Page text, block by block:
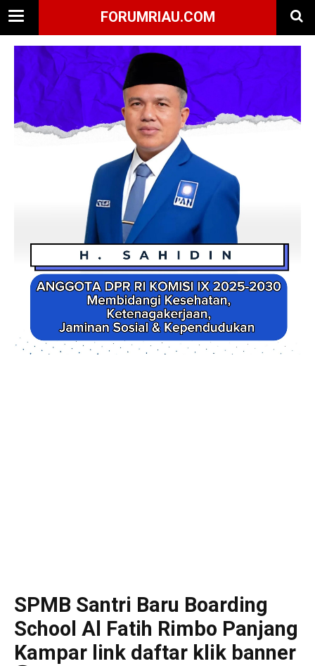
FORUMRIAU.COM
SPMB Santri Baru Boarding
School Al Fatih Rimbo Panjang
Kampar link daftar klik banner